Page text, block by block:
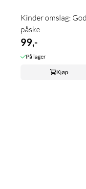
Kinder omslag: God
påske
99,-
På lager
Kjøp